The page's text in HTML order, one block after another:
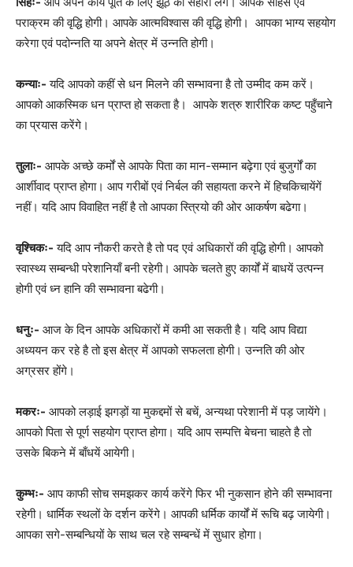
पराक्रम की वृद्धि होगी। आपके आत्मविश्वास की वृद्धि होगी। आपका भाग्य सहयोग
करेगा एवं पदोन्नति या अपने क्षेत्र में उन्नति होगी।
कन्याः- यदि आपको कहीं से धन मिलने की सम्भावना है तो उम्मीद कम करें।
आपको आकस्मिक धन प्राप्त हो सकता है। आपके शत्रु शारीरिक कष्ट पहुँचाने
का प्रयास करेंगे।
तुलाः- आपके अच्छे कर्मों से आपके पिता का मान-सम्मान बढ़ेगा एवं बुजुर्गों का
आर्शीवाद प्राप्त होगा। आप गरीबों एवं निर्बल की सहायता करने में हिचकिचायेंगें
नहीं। यदि आप विवाहित नहीं है तो आपका स्त्रियो की ओर आकर्षण बढेगा।
वृश्चिकः- यदि आप नौकरी करते है तो पद एवं अधिकारों की वृद्धि होगी। आपको
स्वास्थ्य सम्बन्धी परेशानियाँ बनी रहेगी। आपके चलते हुए कार्यों में बाधयें उत्पन्न
होगी एवं ध्न हानि की सम्भावना बढेगी।
धनुः- आज के दिन आपके अधिकारों में कमी आ सकती है। यदि आप विद्या
अध्ययन कर रहे है तो इस क्षेत्र में आपको सफलता होगी। उन्नति की ओर
अग्रसर होंगे।
मकरः- आपको लड़ाई झगड़ों या मुकद्दमों से बचें, अन्यथा परेशानी में पड़ जायेंगे।
आपको पिता से पूर्ण सहयोग प्राप्त होगा। यदि आप सम्पत्ति बेचना चाहते है तो
उसके बिकने में बाँधयें आयेगी।
कुम्भः- आप काफी सोच समझकर कार्य करेंगे फिर भी नुकसान होने की सम्भावना
रहेगी। धार्मिक स्थलों के दर्शन करेंगे। आपकी धर्मिक कार्यों में रूचि बढ़ जायेगी।
आपका सगे-सम्बन्धियों के साथ चल रहे सम्बन्धें में सुधार होगा।